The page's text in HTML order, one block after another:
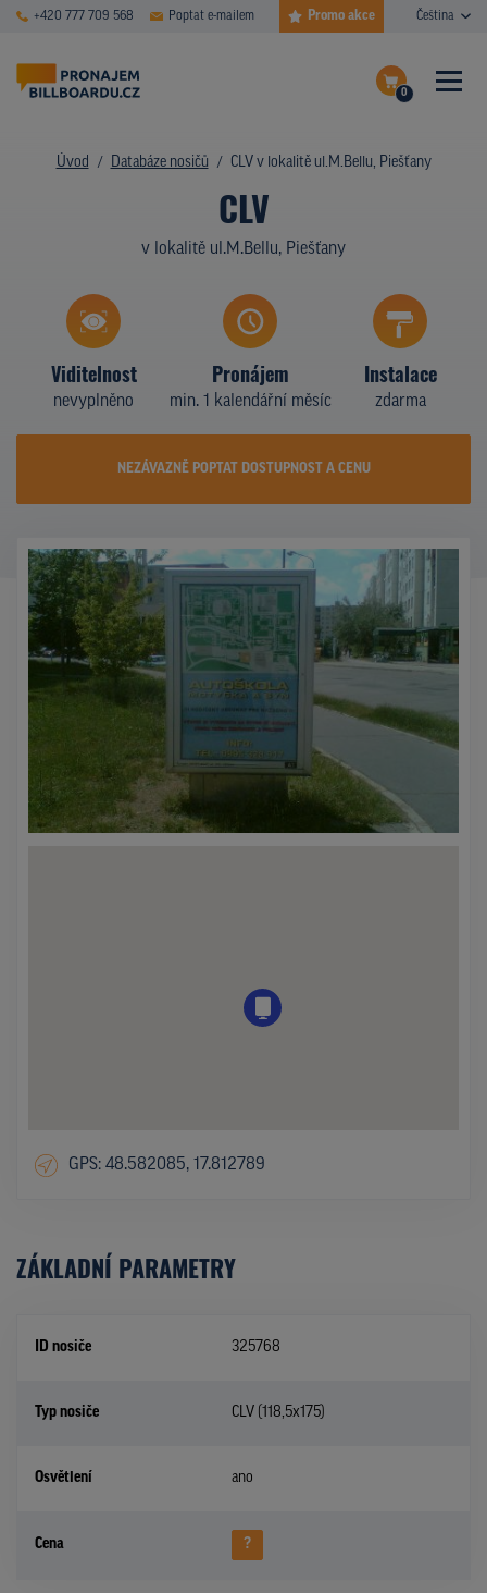
+420 777 709 568 Poptat e-mailem Promo akce Čeština
0
Dokončit poptávku
Zobrazit nosiče na mapě
ČASTÉ DOTAZY
DATABÁZE NOSIČŮ
PLOCHY V AKCI
CENY
Z PRAXE
KDO JSME
PROMO AKCE
Úvod Databáze nosičů CLV v lokalitě ul.M.Bellu, Piešťany
CLV
v lokalitě ul.M.Bellu, Piešťany
Viditelnost
nevyplněno
Pronájem
min. 1 kalendářní měsíc
Instalace
zdarma
NEZÁVAZNĚ POPTAT DOSTUPNOST A CENU
GPS: 48.582085, 17.812789
ZÁKLADNÍ PARAMETRY
ID nosiče 325768
Typ nosiče CLV (118,5x175)
Osvětlení ano
Cena ?